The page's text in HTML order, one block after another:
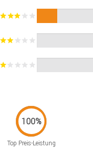
Top Preis-Leistung